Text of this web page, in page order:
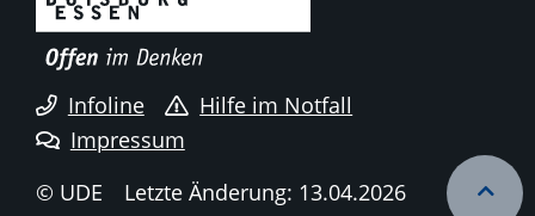
Infoline
Hilfe im Notfall
Impressum
© UDE
Letzte Änderung: 13.04.2026